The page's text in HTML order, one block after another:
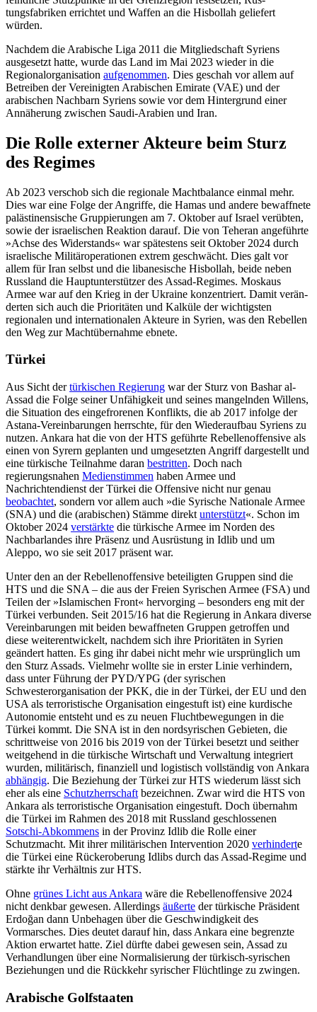
tungsfabriken errichtet und Waffen an die Hisbollah geliefert
würden.
Nachdem die Arabische Liga 2011 die Mitgliedschaft Syriens
ausgesetzt hatte, wurde das Land im Mai 2023 wieder in die
Regionalorganisation aufgenommen. Dies geschah vor allem auf
Betreiben der Ver­einigten Arabischen Emirate (VAE) und der
arabischen Nachbarn Syriens sowie vor dem Hintergrund einer
Annäherung zwischen Saudi-Arabien und Iran.
Die Rolle externer Akteure beim Sturz
des Regimes
Ab 2023 verschob sich die regionale Macht­balance einmal mehr.
Dies war eine Folge der Angriffe, die Hamas und andere bewaff­nete
palästinensische Gruppierungen am 7. Oktober auf Israel verübten,
sowie der israelischen Reaktion darauf. Die von Tehe­ran angeführte
»Achse des Widerstands« war spätestens seit Oktober 2024 durch
israelische Militäroperationen extrem ge­schwächt. Dies galt vor
allem für Iran selbst und die libanesische Hisbollah, beide neben
Russland die Hauptunterstützer des Assad-Regimes. Moskaus
Armee war auf den Krieg in der Ukraine konzentriert. Da­mit verän­
derten sich auch die Prioritäten und Kal­kü­le der wichtigsten
regionalen und internationalen Akteure in Syrien, was den Rebel­len
den Weg zur Machtübernahme ebnete.
Türkei
Aus Sicht dertürkischen Regierung war der Sturz von Bashar al-
Assad die Folge seiner Unfähigkeit und seines mangelnden Wil­lens,
die Situation des eingefrorenen Kon­flikts, die ab 2017 infolge der
Astana-Ver­einbarungen herrschte, für den Wiederaufbau Syriens zu
nutzen. Ankara hat die von der HTS geführte Rebellenoffensive als
einen von Syrern geplanten und umgesetzten Angriff dargestellt und
eine türkische Teilnahme daran bestritten. Doch nach
regierungsnahen Medienstimmen haben Armee und
Nachrichtendienst der Türkei die Offensive nicht nur genau
beobachtet, sondern vor allem auch »die Syrische Natio­nale Armee
(SNA) und die (arabischen) Stämme direkt unterstützt«. Schon im
Okto­ber 2024 verstärkte die türkische Armee im Norden des
Nachbarlandes ihre Präsenz und Ausrüstung in Idlib und um
Aleppo, wo sie seit 2017 präsent war.
Unter den an der Rebellenoffensive be­teiligten Gruppen sind die
HTS und die SNA – die aus der Freien Syrischen Armee (FSA) und
Teilen der »Islamischen Front« hervor­ging – besonders eng mit der
Türkei ver­bunden. Seit 2015/16 hat die Regierung in Ankara diverse
Vereinbarungen mit beiden bewaffneten Gruppen getroffen und
diese weiterentwickelt, nachdem sich ihre Priori­täten in Syrien
geändert hatten. Es ging ihr dabei nicht mehr wie ursprünglich um
den Sturz Assads. Vielmehr wollte sie in erster Linie verhindern,
dass unter Führung der PYD/YPG (der syrischen
Schwesterorganisation der PKK, die in der Türkei, der EU und den
USA als terroristische Organisation ein­gestuft ist) eine kurdische
Autonomie ent­steht und es zu neuen Fluchtbewegungen in die
Türkei kommt. Die SNA ist in den nordsyrischen Gebieten, die
schrittweise von 2016 bis 2019 von der Türkei besetzt und seither
weitgehend in die türkische Wirtschaft und Verwaltung integriert
wur­den, militärisch, finanziell und logistisch vollständig von Ankara
abhängig. Die Bezie­hung der Türkei zur HTS wiederum lässt sich
eher als eine Schutzherrschaft bezeich­nen. Zwar wird die HTS von
Ankara als terroristische Organisation eingestuft. Doch übernahm
die Türkei im Rahmen des 2018 mit Russland geschlossenen
Sotschi-Abkom­mens in der Provinz Idlib die Rolle einer
Schutzmacht. Mit ihrer militärischen Inter­vention 2020 verhinderte
die Türkei eine Rückeroberung Idlibs durch das Assad-Regime und
stärkte ihr Verhältnis zur HTS.
Ohne grünes Licht aus Ankara wäre die Rebellenoffensive 2024
nicht denkbar ge­wesen. Allerdings äußerte der türkische Präsident
Erdoğan dann Un­behagen über die Geschwindigkeit des
Vormarsches. Dies deutet darauf hin, dass Ankara eine be­grenzte
Aktion erwartet hatte. Ziel dürfte dabei gewesen sein, Assad zu
Verhandlungen über eine Normalisierung der türkisch-syrischen
Beziehungen und die Rückkehr syrischer Flüchtlinge zu zwingen.
Arabische Golfstaaten